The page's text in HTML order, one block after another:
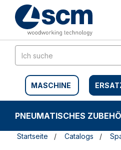
Inhalt
springen
Navigationsmen�
springen
MASCHINE
PNEUMATISCHES
Startseite Catalogs